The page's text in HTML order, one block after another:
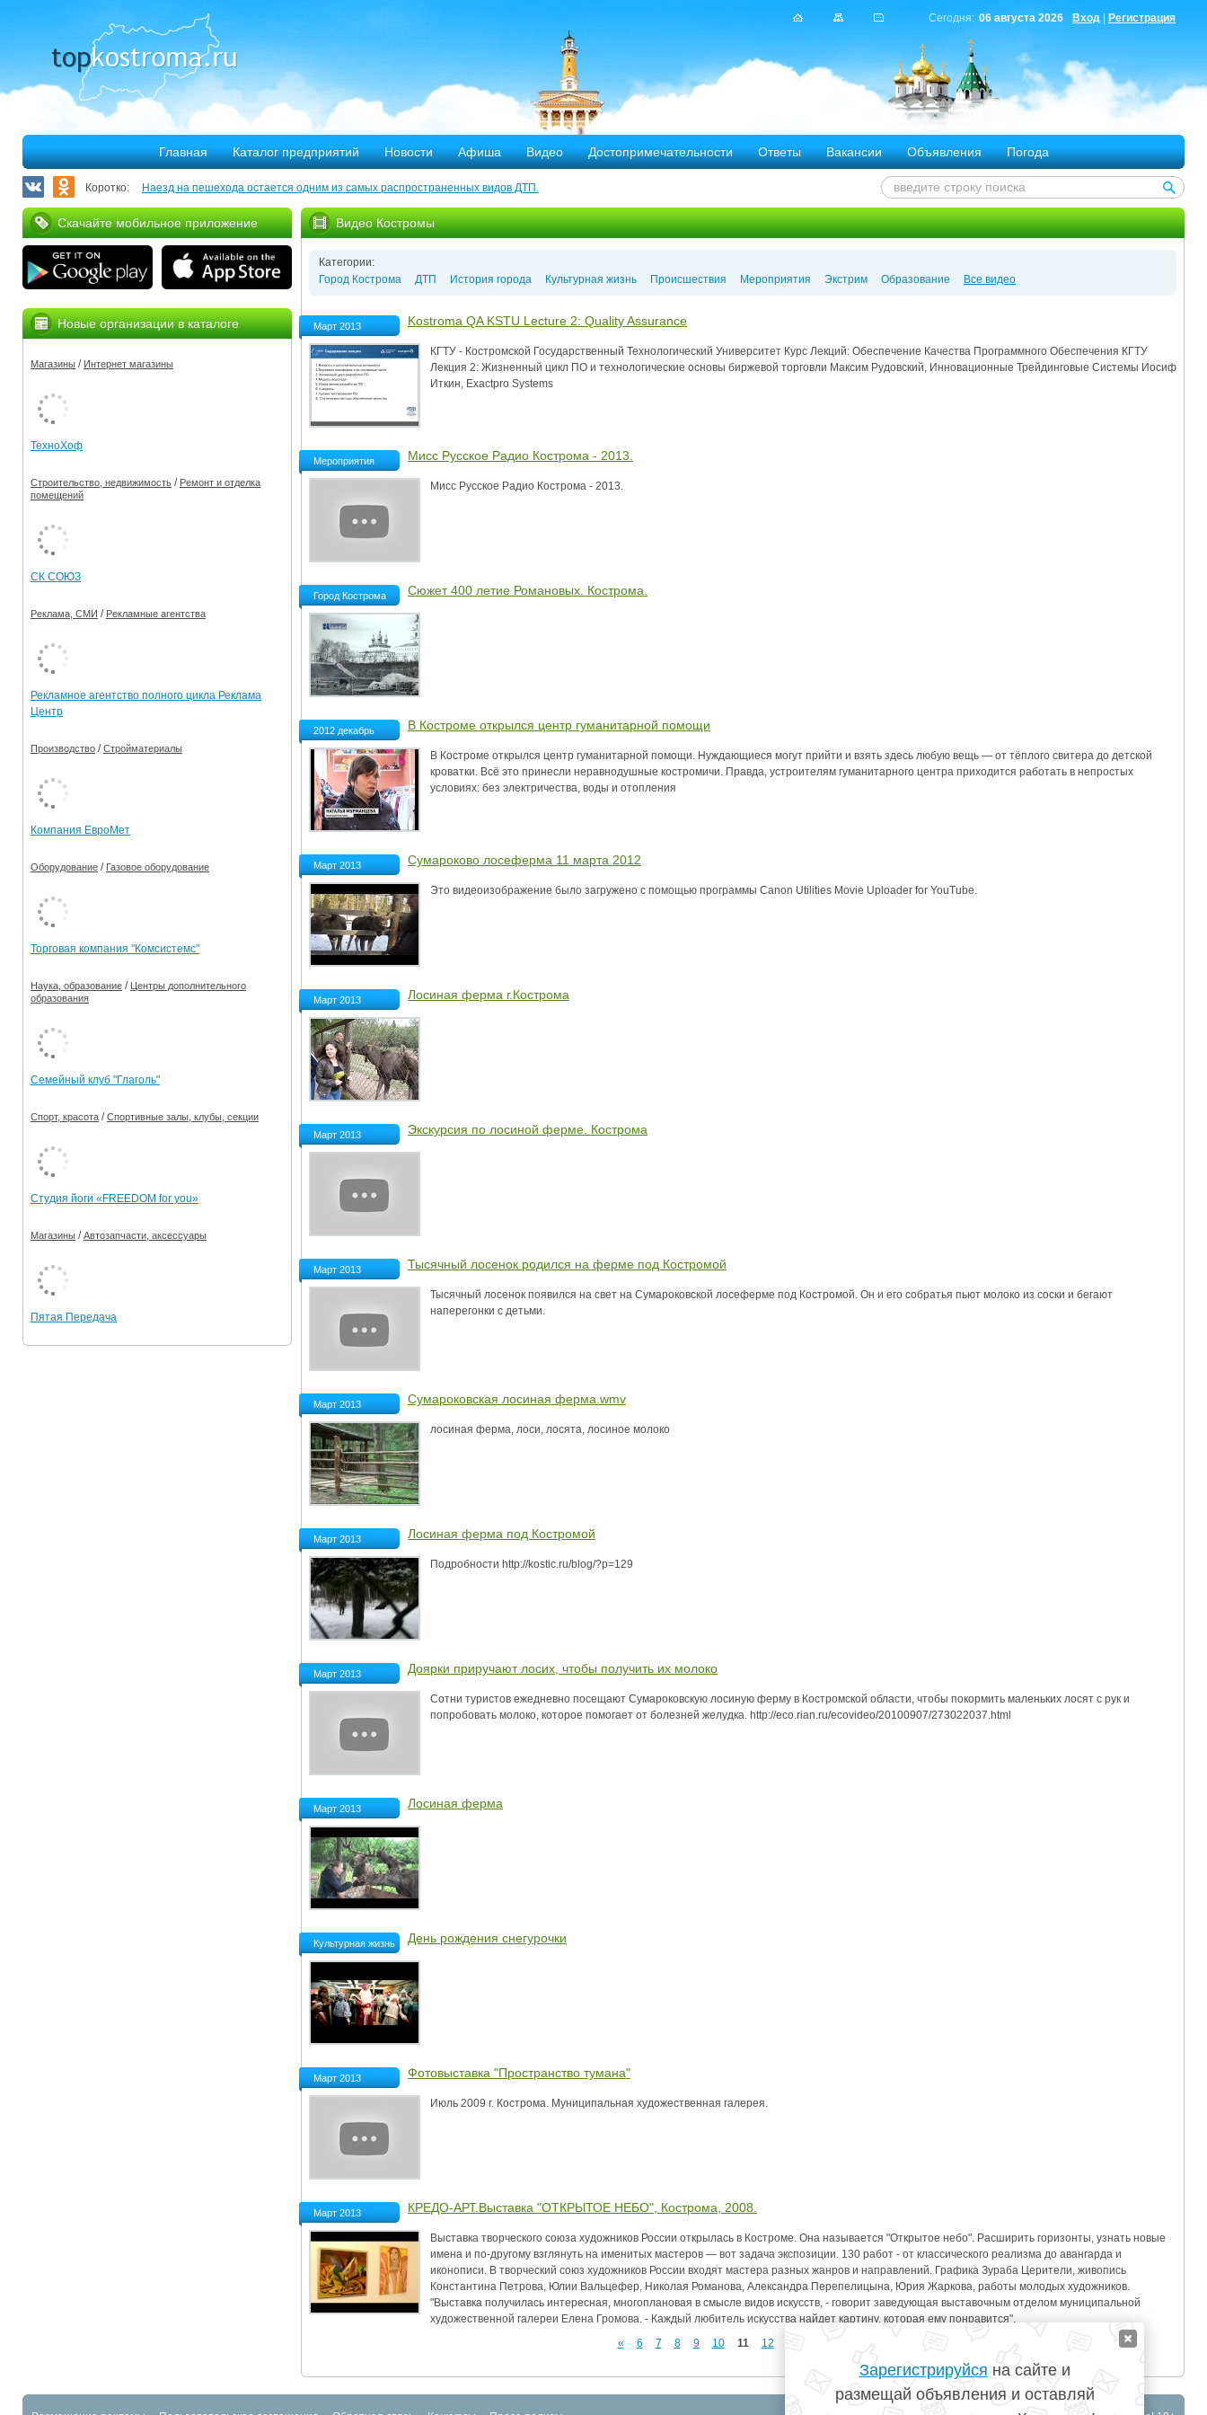
Вход Регистрация
Сегодня: 06 августа 2026
Главная Каталог предприятий Новости Афиша Видео Достопримечательности Ответы Вакансии Объявления Погода
Коротко: Наезд на пешехода остается одним из самых распространенных видов ДТП.
Запланирован ремонт более 40 километров областных дорог
В Костроме откроется выставка, посвященная 30-летию аварии на Чернобыльской АЭС
375 костромских семей улучшили свое благосостояние
Благотворительная программа «Мир без слез» приехала в Кострому.
Серьезное ДТП на Михалевском бульваре
За нарушение правил противопожарной безопасности оштрафовано 20 человек
Ограничения движения транспорта на майские праздники 2014
Электронные транспортные карты
Видео Костромы
Категории:
Город Кострома
ДТП История города Культурная жизнь Происшествия Мероприятия Экстрим Образование Все видео
Март 2013 Kostroma QA KSTU Lecture 2: Quality Assurance
КГТУ - Костромской Государственный Технологический Университет Курс Лекций: Обеспечение Качества Программного Обеспечения КГТУ
Лекция 2: Жизненный цикл ПО и технологические основы биржевой торговли Максим Рудовский, Инновационные Трейдинговые Системы Иосиф
Иткин, Exactpro Systems
Мероприятия Мисс Русское Радио Кострома - 2013.
Мисс Русское Радио Кострома - 2013.
Город Кострома Сюжет 400 летие Романовых. Кострома.
2012 декабрь В Костроме открылся центр гуманитарной помощи
В Костроме открылся центр гуманитарной помощи. Нуждающиеся могут прийти и взять здесь любую вещь — от тёплого свитера до детской
кроватки. Всё это принесли неравнодушные костромичи. Правда, устроителям гуманитарного центра приходится работать в непростых
условиях: без электричества, воды и отопления
Март 2013 Сумароково лосеферма 11 марта 2012
Это видеоизображение было загружено с помощью программы Canon Utilities Movie Uploader for YouTube.
Март 2013 Лосиная ферма г.Кострома
Март 2013 Экскурсия по лосиной ферме. Кострома
Март 2013 Тысячный лосенок родился на ферме под Костромой
Тысячный лосенок появился на свет на Сумароковской лосеферме под Костромой. Он и его собратья пьют молоко из соски и бегают
наперегонки с детьми.
Март 2013 Сумароковская лосиная ферма.wmv
лосиная ферма, лоси, лосята, лосиное молоко
Март 2013 Лосиная ферма под Костромой
Подробности http://kostic.ru/blog/?p=129
Март 2013 Доярки приручают лосих, чтобы получить их молоко
Сотни туристов ежедневно посещают Сумароковскую лосиную ферму в Костромской области, чтобы покормить маленьких лосят с рук и
попробовать молоко, которое помогает от болезней желудка. http://eco.rian.ru/ecovideo/20100907/273022037.html
Март 2013 Лосиная ферма
Культурная жизнь День рождения снегурочки
Март 2013 Фотовыставка "Пространство тумана"
Июль 2009 г. Кострома. Муниципальная художественная галерея.
Март 2013 КРЕДО-АРТ.Выставка "ОТКРЫТОЕ НЕБО", Кострома, 2008.
Выставка творческого союза художников России открылась в Костроме. Она называется "Открытое небо". Расширить горизонты, узнать новые
имена и по-другому взглянуть на именитых мастеров — вот задача экспозиции. 130 работ - от классического реализма до авангарда и
иконописи. В творческий союз художников России входят мастера разных жанров и направлений. Графика Зураба Церители, живопись
Константина Петрова, Юлии Вальцефер, Николая Романова, Александра Перепелицына, Юрия Жаркова, работы молодых художников.
"Выставка получилась интересная, многоплановая в смысле видов искусств, - говорит заведующая выставочным отделом муниципальной
художественной галереи Елена Громова. - Каждый любитель искусства найдет картину, которая ему понравится".
«
6 7 8 9 10 11 12
Скачайте мобильное приложение
Новые организации в каталоге
Магазины / Интернет магазины
ТехноХоф
Строительство, недвижимость / Ремонт и отделка
помещений
СК СОЮЗ
Реклама, СМИ / Рекламные агентства
Рекламное агентство полного цикла Реклама
Центр
Производство /Стройматериалы
Компания ЕвроМет
Оборудование / Газовое оборудование
Торговая компания "Комсистемс"
Наука, образование / Центры дополнительного
образования
Семейный клуб "Глаголь"
Спорт, красота /Спортивные залы, клубы, секции
Студия йоги «FREEDOM for you»
Магазины /Автозапчасти, аксессуары
Пятая Передача
Зарегистрируйся на сайте и
размещай объявления и оставляй